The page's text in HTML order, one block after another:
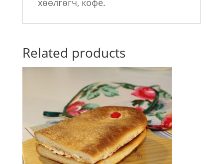
хөөлгөгч, кофе.
Related products